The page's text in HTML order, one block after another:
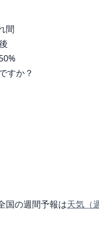
間
すか？
国の週間予報は天気（